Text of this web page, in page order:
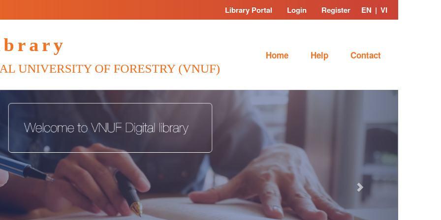
Library Portal Login Register EN | VI
Home Help Contact